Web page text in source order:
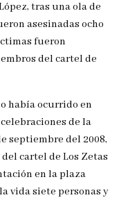
tras una ola de
asesinadas ocho
fueron
del cartel de
había ocurrido en
de la
septiembre del 2008,
cartel de Los Zetas
en la plaza
vida siete personas y